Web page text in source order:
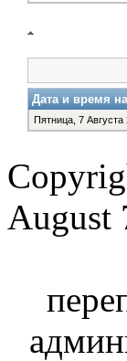
Дата и время
Пятница, 7
August